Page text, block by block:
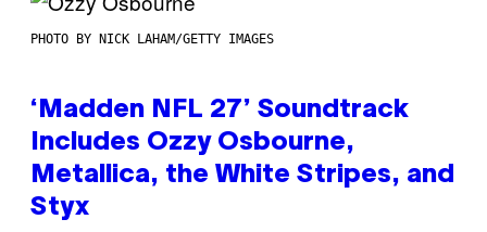
PHOTO BY NICK LAHAM/GETTY IMAGES
‘Madden NFL 27’ Soundtrack
Includes Ozzy Osbourne,
Metallica, the White Stripes, and
Styx